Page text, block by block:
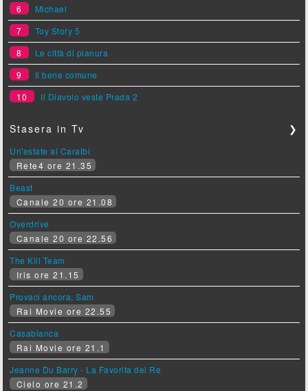
6
Michael
7
Toy Story 5
8
Le città di pianura
9
Il bene comune
10
Il Diavolo veste Prada 2
Stasera in Tv ❯
Un'estate ai Caraibi
Rete4 ore 21.35
Beast
Canale 20 ore 21.08
Overdrive
Canale 20 ore 22.56
The Kill Team
Iris ore 21.15
Provaci ancora, Sam
Rai Movie ore 22.55
Casablanca
Rai Movie ore 21.1
Jeanne Du Barry - La Favorita del Re
Cielo ore 21.2